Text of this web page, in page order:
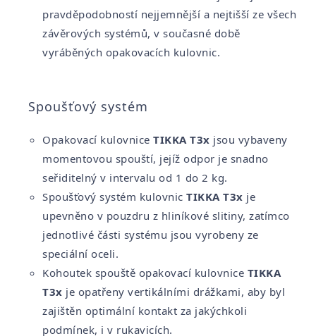
pravděpodobností nejjemnější a nejtišší ze všech
závěrových systémů, v současné době
vyráběných opakovacích kulovnic.
Spoušťový systém
Opakovací kulovnice TIKKA T3x jsou vybaveny
momentovou spouští, jejíž odpor je snadno
seřiditelný v intervalu od 1 do 2 kg.
Spoušťový systém kulovnic TIKKA T3x je
upevněno v pouzdru z hliníkové slitiny, zatímco
jednotlivé části systému jsou vyrobeny ze
speciální oceli.
Kohoutek spouště opakovací kulovnice TIKKA
T3x je opatřeny vertikálními drážkami, aby byl
zajištěn optimální kontakt za jakýchkoli
podmínek, i v rukavicích.